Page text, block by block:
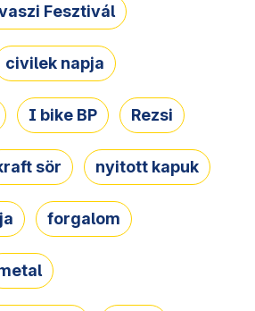
Fesztivál
civilek napja
I bike BP Rezsi
sör nyitott kapuk
forgalom